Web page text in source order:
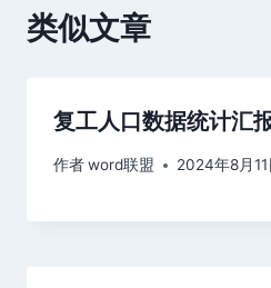
类似文章
复工人口数据统计汇
作者word联盟 2024年8月11